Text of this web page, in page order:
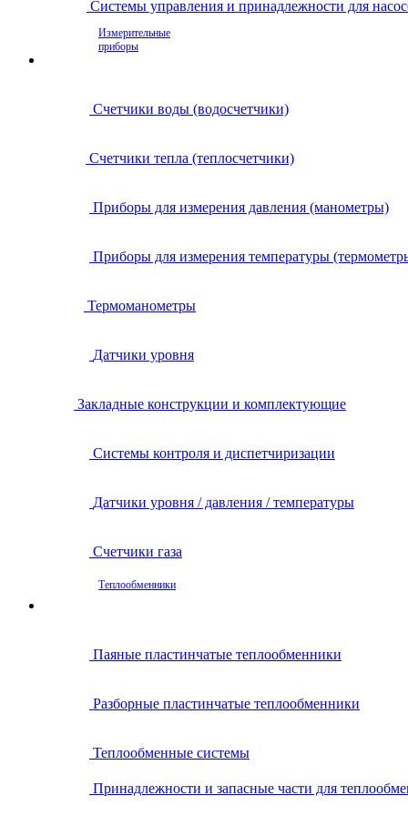
Системы управления и принадлежности для
Измерительные
приборы
Счетчики воды (водосчетчики)
Счетчики тепла (теплосчетчики)
Приборы для измерения давления (манометры)
Приборы для измерения температуры
Термоманометры
Датчики уровня
Закладные конструкции и комплектующие
Системы контроля и диспетчиризации
Датчики уровня / давления / температуры
Счетчики газа
Теплообменники
Паяные пластинчатые теплообменники
Разборные пластинчатые теплообменники
Теплообменные системы
Принадлежности и запасные части для